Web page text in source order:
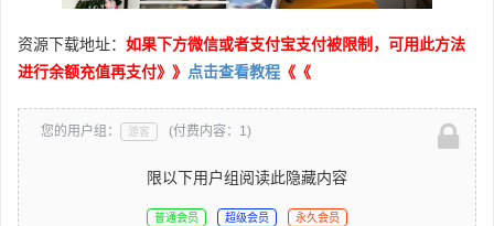
资源下载地址： 如果下方微信或者支付宝支付被限制，可用此方法
进行余额充值再支付》》 点击查看教程 《《
您的用户组： 游客 (付费内容：1)
限以下用户组阅读此隐藏内容
普通会员 超级会员 永久会员